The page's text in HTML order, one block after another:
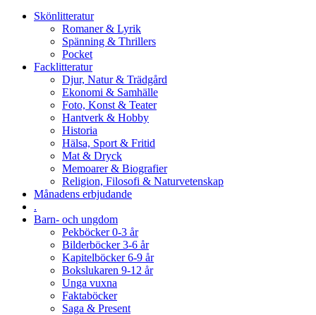
Skönlitteratur
Romaner & Lyrik
Spänning & Thrillers
Pocket
Facklitteratur
Djur, Natur & Trädgård
Ekonomi & Samhälle
Foto, Konst & Teater
Hantverk & Hobby
Historia
Hälsa, Sport & Fritid
Mat & Dryck
Memoarer & Biografier
Religion, Filosofi & Naturvetenskap
Månadens erbjudande
.
Barn- och ungdom
Pekböcker 0-3 år
Bilderböcker 3-6 år
Kapitelböcker 6-9 år
Bokslukaren 9-12 år
Unga vuxna
Faktaböcker
Saga & Present